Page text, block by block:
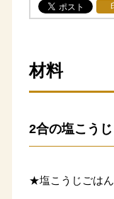
材料
2合の塩こう
★塩こうじごはん